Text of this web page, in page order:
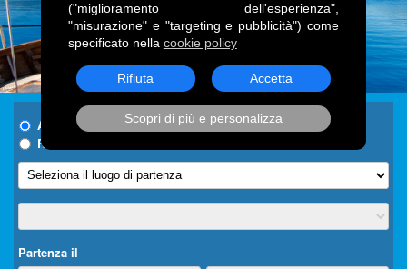
("miglioramento dell'esperienza",
"misurazione" e "targeting e pubblicità") come
specificato nella cookie policy
Rifiuta Accetta
Scopri di più e personalizza